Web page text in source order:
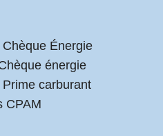
Énergie
énergie
carburant
CPAM